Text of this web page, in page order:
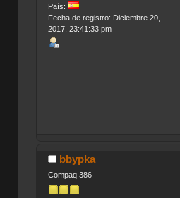
País:
Fecha de registro: Diciembre 20,
2017, 23:41:33 pm
bbypka
Compaq 386